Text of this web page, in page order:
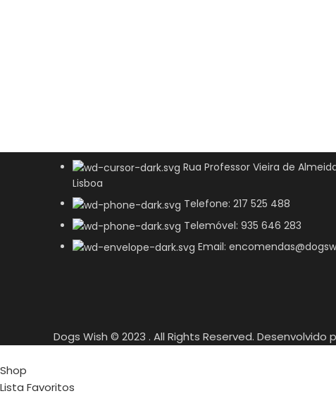
Rua Professor Vieira de
Lisboa
Telefone: 217 525 488
Telemóvel: 935 646 283
Email:
Dogs Wish © 2023 . All Rights Reserved. Desenvolvido
Shop
Lista Favoritos